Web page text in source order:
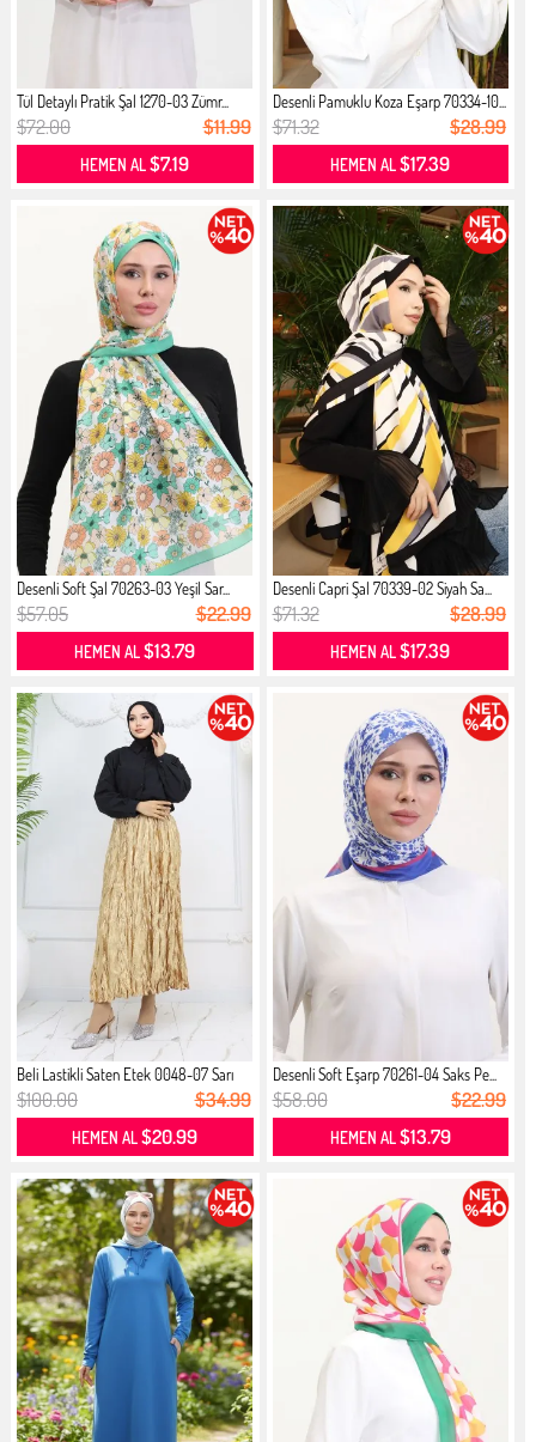
Tül Detaylı Pratik Şal 1270-03 Zümr...
$72.00 $11.99
HEMEN AL$7.19
Desenli Pamuklu Koza Eşarp 70334-10...
$71.32 $28.99
HEMEN AL$17.39
Desenli Soft Şal 70263-03 Yeşil Sar...
$57.05 $22.99
HEMEN AL$13.79
Desenli Capri Şal 70339-02 Siyah Sa...
$71.32 $28.99
HEMEN AL$17.39
Beli Lastikli Saten Etek 0048-07 Sarı
$100.00 $34.99
HEMEN AL$20.99
Desenli Soft Eşarp 70261-04 Saks Pe...
$58.00 $22.99
HEMEN AL$13.79